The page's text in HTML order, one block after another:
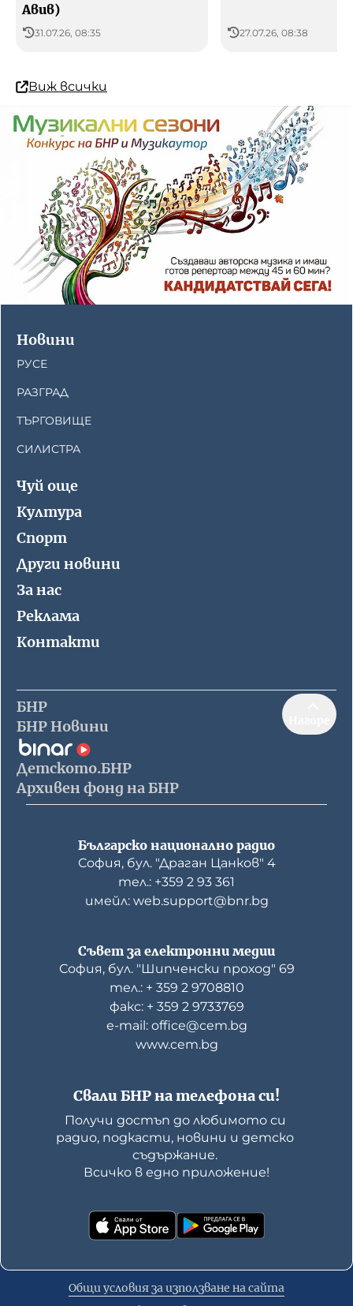
Авив)
31.07.26, 08:35 27.07.26, 08:38
Виж всички
Новини
РУСЕ
РАЗГРАД
ТЪРГОВИЩЕ
СИЛИСТРА
Чуй още
Култура
Спорт
Други новини
За нас
Реклама
Контакти
БНР
БНР Новини
Детското.БНР
Архивен фонд на БНР
Българско национално радио
София, бул. "Драган Цанков" 4
тел.: +359 2 93 361
имейл: web.support@bnr.bg
Свали БНР на телефона си!
Получи достъп до любимото си
радио, подкасти, новини и детско
съдържание.
Всичко в едно приложение!
Съвет за електронни медии
София, бул. "Шипченски проход" 69
тел.: + 359 2 9708810
факс: + 359 2 9733769
е-mail: office@cem.bg
www.cem.bg
Общи условия за използване на сайта